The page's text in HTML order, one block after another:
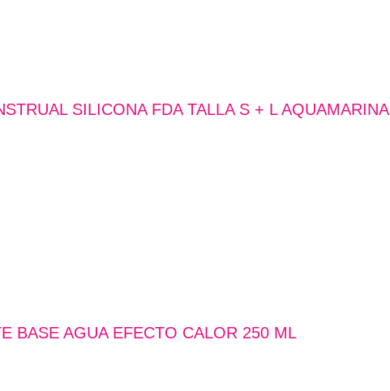
SILICONA FDA TALLA S + L AQUAMARINA
BASE AGUA EFECTO CALOR 250 ML